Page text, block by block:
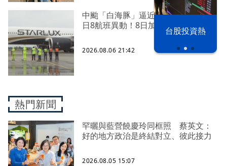
以色列 穹頂
台股投資熱
中颱「白海豚」逼近北台灣 星宇台
日8航班異動！8日加開疏運
2026.08.06 21:42
熱門新聞
罕曬與藍營饒慶玲同框照 蔡英文：
好的地方政治是終結對立、彼此接力
2026.08.05 15:07